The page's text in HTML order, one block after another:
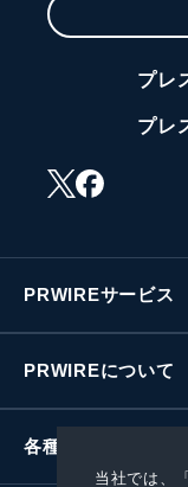
当社では、
プレ
プレ
PRWIREサービス
PRWIREについて
各種お問い合わせ